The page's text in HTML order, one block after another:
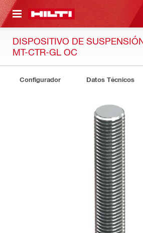
PRINCIPAL
DISPOSITIVO DE
MT-CTR-GL OC
Configurador Datos Técnicos